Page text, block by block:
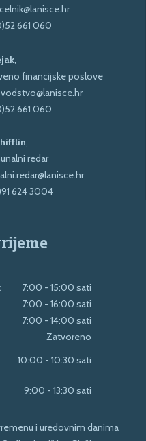
661 060
,
financijske poslove
661 060
,
redar
624 3004
7:00 - 15:00 sati
7:00 - 16:00 sati
7:00 - 14:00 sati
Zatvoreno
10:00 - 10:30 sati
9:00 - 13:30 sati
i uredovnim danima